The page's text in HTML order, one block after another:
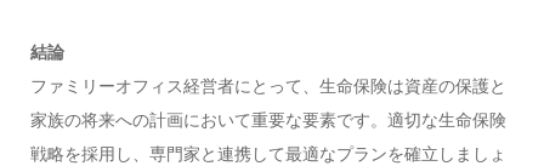
結論
ファミリーオフィス経営者にとって、生命保険は資産の保護と
家族の将来への計画において重要な要素です。適切な生命保険
戦略を採用し、専門家と連携して最適なプランを確立しましょ